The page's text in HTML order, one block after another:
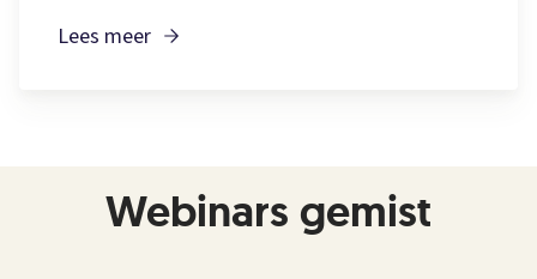
Lees meer
Webinars gemist